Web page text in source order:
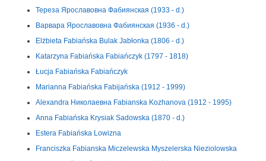
Тереза Ярославовна Фабиянская (1933 - d.)
Варвара Ярославовна Фабиянская (1936 - d.)
Elżbieta Fabiańska Bulak Jabłonka (1806 - d.)
Katarzyna Fabiańska Fabiańczyk (1797 - 1818)
Łucja Fabiańska Fabiańczyk
Marianna Fabiańska Fabijańska (1912 - 1999)
Alexandra Николаевна Fabianska Kozhanova (1912 - 1995)
Anna Fabiańska Krysiak Sadowska (1870 - d.)
Estera Fabiańska Lowizna
Franciszka Fabianska Miczelewska Myszelerska Nieziolowska